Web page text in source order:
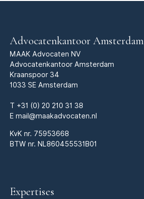
Advocatenkantoor Amsterdam
MAAK Advocaten NV
Advocatenkantoor Amsterdam
Kraanspoor 34
1033 SE Amsterdam
T +31 (0) 20 210 31 38
E mail@maakadvocaten.nl
KvK nr. 75953668
BTW nr. NL860455531B01
Expertises